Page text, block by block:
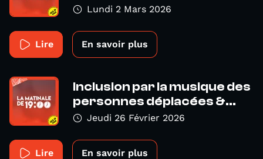
Lundi 2 Mars 2026
Lire En savoir plus
Inclusion par la musique des
personnes déplacées &...
Jeudi 26 Février 2026
Lire En savoir plus